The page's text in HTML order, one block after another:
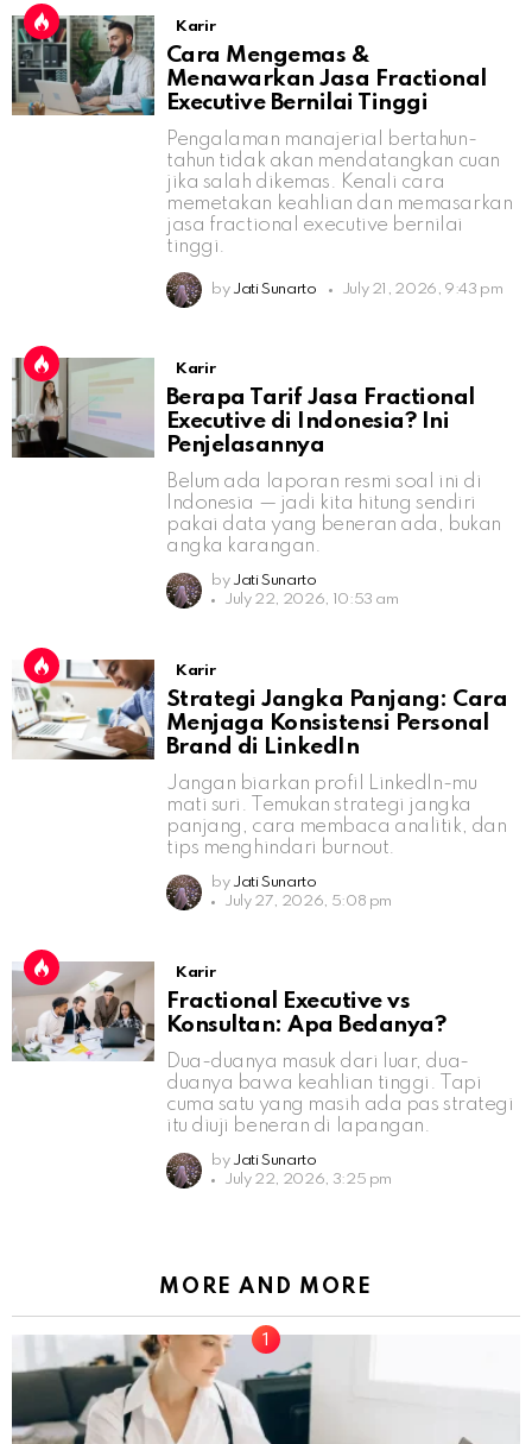
Karir
Cara Mengemas &
Menawarkan Jasa Fractional
Executive Bernilai Tinggi
Pengalaman manajerial bertahun-
tahun tidak akan mendatangkan cuan
jika salah dikemas. Kenali cara
memetakan keahlian dan memasarkan
jasa fractional executive bernilai
tinggi.
by Jati Sunarto July 21, 2026, 9:43 pm
Karir
Berapa Tarif Jasa Fractional
Executive di Indonesia? Ini
Penjelasannya
Belum ada laporan resmi soal ini di
Indonesia — jadi kita hitung sendiri
pakai data yang beneran ada, bukan
angka karangan.
by Jati Sunarto
July 22, 2026, 10:53 am
Karir
Strategi Jangka Panjang: Cara
Menjaga Konsistensi Personal
Brand di LinkedIn
Jangan biarkan profil LinkedIn-mu
mati suri. Temukan strategi jangka
panjang, cara membaca analitik, dan
tips menghindari burnout.
by Jati Sunarto
July 27, 2026, 5:08 pm
Karir
Fractional Executive vs
Konsultan: Apa Bedanya?
Dua-duanya masuk dari luar, dua-
duanya bawa keahlian tinggi. Tapi
cuma satu yang masih ada pas strategi
itu diuji beneran di lapangan.
by Jati Sunarto
July 22, 2026, 3:25 pm
MORE AND MORE